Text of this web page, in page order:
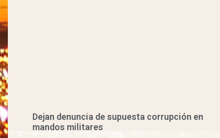
Dejan denuncia de supuesta corrupción en
mandos militares